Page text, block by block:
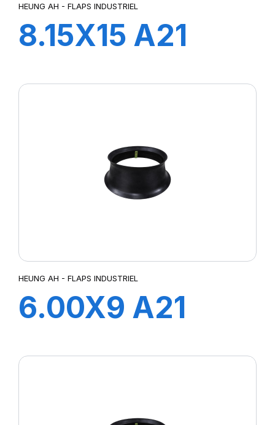
HEUNG AH - FLAPS INDUSTRIEL
8.15X15 A21
HEUNG AH - FLAPS INDUSTRIEL
6.00X9 A21